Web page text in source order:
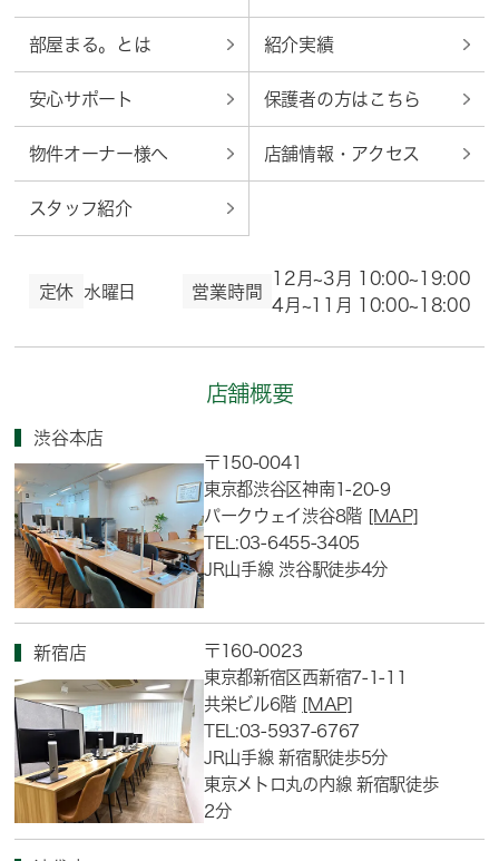
部屋まる。とは 紹介実績
安心サポート 保護者の方はこちら
物件オーナー様へ 店舗情報・アクセス
スタッフ紹介
定休 水曜日 営業時間
12月~3月 10:00~19:00
4月~11月 10:00~18:00
店舗概要
渋谷本店
〒150-0041
東京都渋谷区神南1-20-9
パークウェイ渋谷8階 [MAP]
TEL:03-6455-3405
JR山手線 渋谷駅徒歩4分
新宿店
〒160-0023
東京都新宿区西新宿7-1-11
共栄ビル6階 [MAP]
TEL:03-5937-6767
JR山手線 新宿駅徒歩5分
東京メトロ丸の内線 新宿駅徒歩
2分